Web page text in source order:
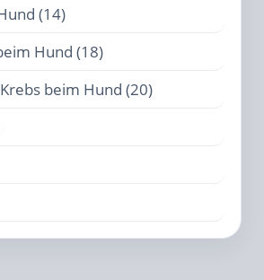
(14)
Hund (18)
beim Hund (20)